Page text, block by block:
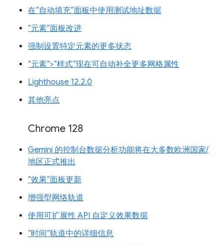
在“自动填充”面板中使用测试地址数据
“元素”面板改进
强制设置特定元素的更多状态
“元素”>“样式”现在可自动补全更多网格属性
Lighthouse 12.2.0
其他亮点
Chrome 128
Gemini 的控制台数据分析功能将在大多数欧洲国家/
地区正式推出
“效果”面板更新
增强型网络轨道
使用可扩展性 API 自定义效果数据
“时间”轨道中的详细信息